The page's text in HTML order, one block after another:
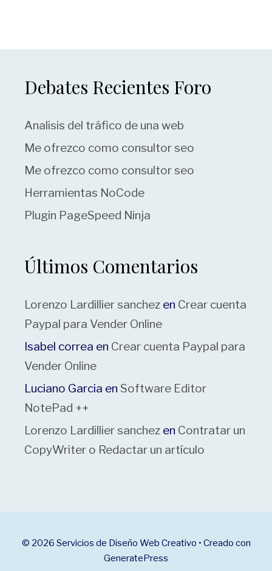
Debates Recientes Foro
Analisis del tráfico de una web
Me ofrezco como consultor seo
Me ofrezco como consultor seo
Herramientas NoCode
Plugin PageSpeed Ninja
Últimos Comentarios
Lorenzo Lardillier sanchez en Crear cuenta
Paypal para Vender Online
Isabel correa en Crear cuenta Paypal para
Vender Online
Luciano Garcia en Software Editor
NotePad ++
Lorenzo Lardillier sanchez en Contratar un
CopyWriter o Redactar un artículo
© 2026 Servicios de Diseño Web Creativo • Creado con
GeneratePress